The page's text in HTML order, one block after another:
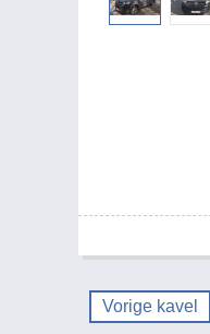
Vorige kavel